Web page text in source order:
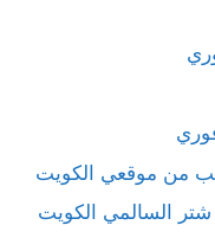
من موقعي الكويت
السالمي الكويت